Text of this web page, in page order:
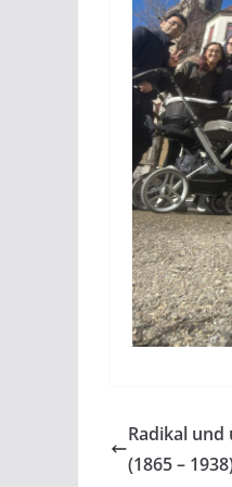
Radikal und
(1865 –